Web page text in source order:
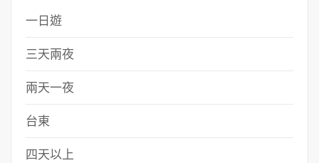
一日遊
三天兩夜
兩天一夜
台東
四天以上